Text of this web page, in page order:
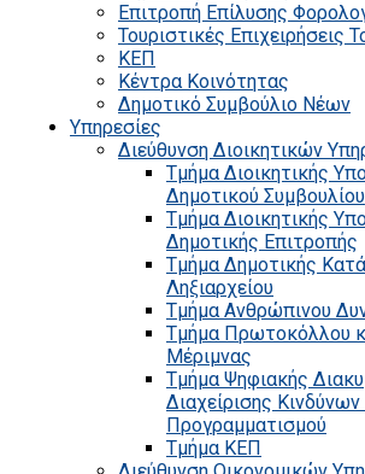
Επιτροπή Επίλυσης
Τουριστικές Επιχειρήσεις
ΚΕΠ
Κέντρα Κοινότητας
Δημοτικό Συμβούλιο Νέων
Υπηρεσίες
Διεύθυνση Διοικητικών
Τμήμα Διοικητικής
Δημοτικού Συμβουλίου
Τμήμα Διοικητικής
Δημοτικής Επιτροπής
Τμήμα Δημοτικής
Ληξιαρχείου
Τμήμα Ανθρώπινου
Τμήμα Πρωτοκόλλου
Μέριμνας
Τμήμα Ψηφιακής
Διαχείρισης Κινδύνων
Προγραμματισμού
Τμήμα ΚΕΠ